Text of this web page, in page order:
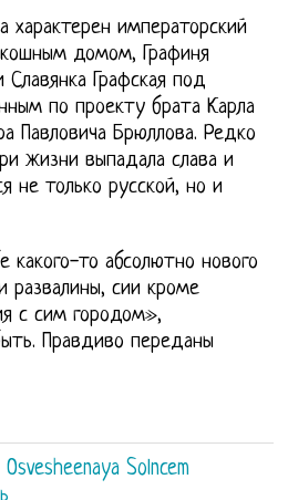
характерен императорский
домом, Графиня
Графская под
по проекту брата Карла
Павловича Брюллова. Редко
жизни выпадала слава и
не только русской, но и
какого-то абсолютно нового
развалины, сии кроме
с сим городом»,
Правдиво переданы
Solncem